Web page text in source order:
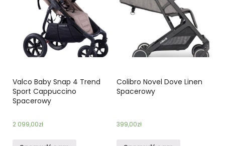
Valco Baby Snap 4 Trend
Sport Cappuccino
Spacerowy
2 099,00zł
Colibro Novel Dove Linen
Spacerowy
399,00zł